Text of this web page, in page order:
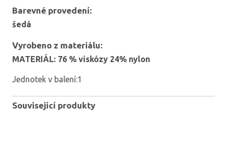
Barevné provedení:
šedá
Vyrobeno z materiálu:
MATERIÁL: 76 % viskózy 24% nylon
Jednotek v balení:1
Související produkty